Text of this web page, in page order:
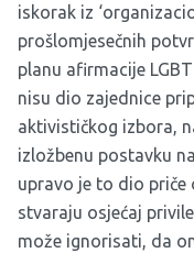
iskorak iz
prošlomjesečnih
planu afirmacije
nisu dio zajednice
aktivističkog izbora,
izložbenu postavku
upravo je to dio
stvaraju osjećaj
može ignorisati, da